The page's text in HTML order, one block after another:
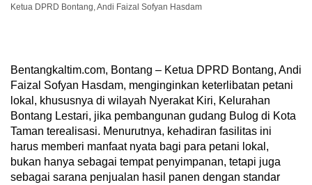
Ketua DPRD Bontang, Andi Faizal Sofyan Hasdam
Bentangkaltim.com, Bontang – Ketua DPRD Bontang, Andi
Faizal Sofyan Hasdam, menginginkan keterlibatan petani
lokal, khususnya di wilayah Nyerakat Kiri, Kelurahan
Bontang Lestari, jika pembangunan gudang Bulog di Kota
Taman terealisasi. Menurutnya, kehadiran fasilitas ini
harus memberi manfaat nyata bagi para petani lokal,
bukan hanya sebagai tempat penyimpanan, tetapi juga
sebagai sarana penjualan hasil panen dengan standar